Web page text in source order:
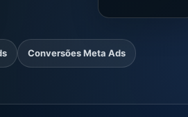
Conversões Meta Ads